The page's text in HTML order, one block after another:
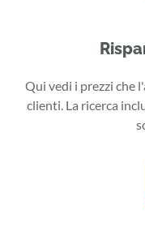
Qui vedi i prezzi che
clienti. La ricerca